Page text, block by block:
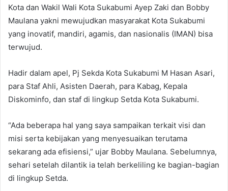
Kota dan Wakil Wali Kota Sukabumi Ayep Zaki dan Bobby
Maulana yakni mewujudkan masyarakat Kota Sukabumi
yang inovatif, mandiri, agamis, dan nasionalis (IMAN) bisa
terwujud.
Hadir dalam apel, Pj Sekda Kota Sukabumi M Hasan Asari,
para Staf Ahli, Asisten Daerah, para Kabag, Kepala
Diskominfo, dan staf di lingkup Setda Kota Sukabumi.
“Ada beberapa hal yang saya sampaikan terkait visi dan
misi serta kebijakan yang menyesuaikan terutama
sekarang ada efisiensi,” ujar Bobby Maulana. Sebelumnya,
sehari setelah dilantik ia telah berkeliling ke bagian-bagian
di lingkup Setda.